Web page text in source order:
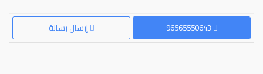
إرسال رسالة